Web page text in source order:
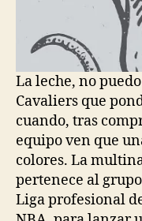
La leche, no
Cavaliers que
cuando, tras
equipo ven que
colores. La
pertenece al
Liga profesional